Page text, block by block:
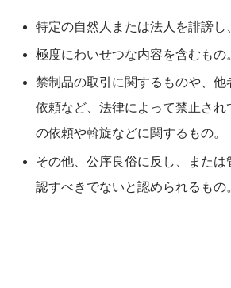
特定の自然人または法人を誹謗し
極度にわいせつな内容を含むもの
禁制品の取引に関するものや、他
依頼など、法律によって禁止され
の依頼や斡旋などに関するもの。
その他、公序良俗に反し、または
認すべきでないと認められるもの